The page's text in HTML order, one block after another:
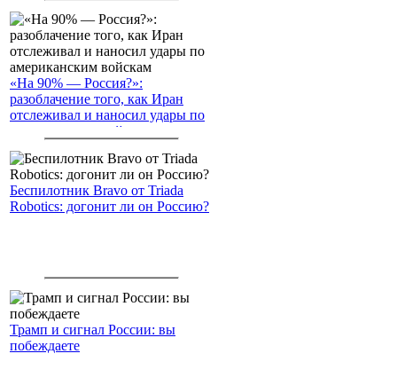
«На 90% — Россия?»:
разоблачение того, как Иран
отслеживал и наносил удары по
американским войскам
Беспилотник Bravo от Triada
Robotics: догонит ли он Россию?
Трамп и сигнал России: вы
побеждаете